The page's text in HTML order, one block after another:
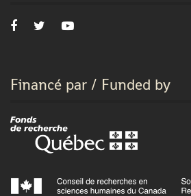
Financé par / Funded by